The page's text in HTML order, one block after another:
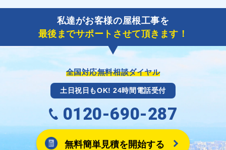
私達がお客様の屋根工事を
最後までサポートさせて頂きます！
全国対応無料相談ダイヤル
土日祝日もOK! 24時間電話受付
0120-690-287
無料簡単見積を開始する